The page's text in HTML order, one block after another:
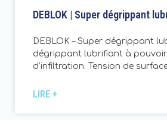
DEBLOK | Super dégrippant
DEBLOK – Super dégrippant
dégrippant lubrifiant à
d’infiltration. Tension de
LIRE +